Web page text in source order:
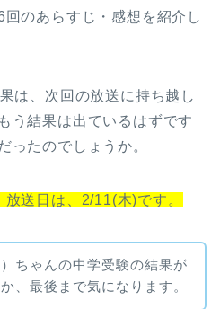
回のあらすじ・感想を紹介し
は、次回の放送に持ち越し
う結果は出ているはずです
ったのでしょうか。
送日は、2/11(木)です。
ちゃんの中学受験の結果が
、最後まで気になります。